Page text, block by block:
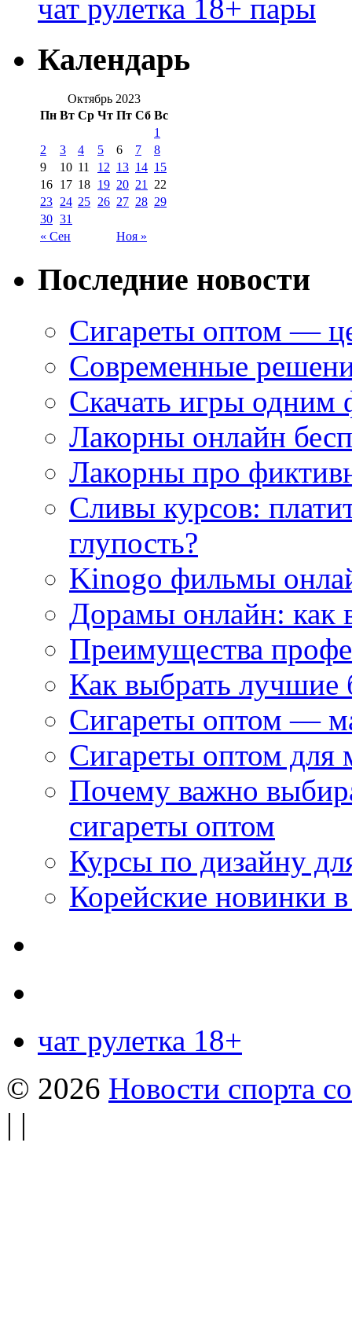
чат рулетка 18+ пары
Календарь
Октябрь 2023
Пн Вт Ср Чт Пт Сб Вс
« Сен Ноя »
1
2
3 4 5 6 7
8
9
10 11 12 13 14 15
16 17 18 19 20 21 22
23 24 25 26 27 28 29
30 31
Последние новости
Сигареты оптом —
Современные
Скачать игры одним
Лакорны онлайн
Лакорны про
Сливы курсов:
глупость?
Kinogo фильмы
Дорамы онлайн: как
Преимущества
Как выбрать
Сигареты оптом —
Сигареты оптом для
Почему важно
сигареты оптом
Курсы по дизайну
Корейские новинки
чат рулетка 18+
© 2026 Новости спорта
| |